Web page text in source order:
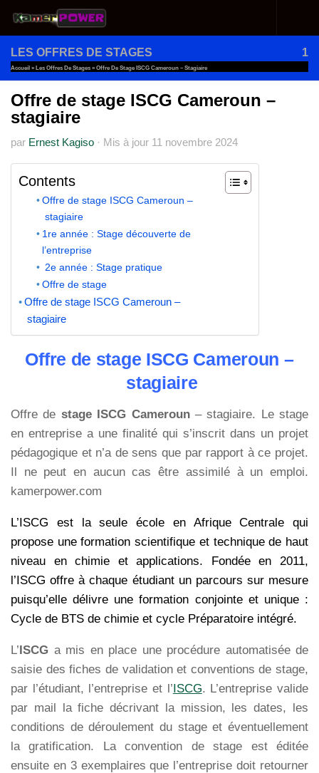
Au dessous du contenu
LES OFFRES DE STAGES 1
Accueil » Les Offres De Stages » Offre De Stage ISCG Cameroun – Stagiaire
Offre de stage ISCG Cameroun –
stagiaire
par Ernest Kagiso · Mis à jour 11 novembre 2024
Contents
Offre de stage ISCG Cameroun –
stagiaire
1re année : Stage découverte de
l’entreprise
2e année : Stage pratique
Offre de stage
Offre de stage ISCG Cameroun –
stagiaire
Offre de stage ISCG Cameroun –
stagiaire
Offre de stage ISCG Cameroun– stagiaire. Le stage
en entreprise a une finalité qui s’inscrit dans un projet
pédagogique et n’a de sens que par rapport à ce projet.
Il ne peut en aucun cas être assimilé à un emploi.
kamerpower.com
L’ISCG est la seule école en Afrique Centrale qui
propose une formation scientifique et technique de haut
niveau en chimie et applications. Fondée en 2011,
l’ISCG offre à chaque étudiant un parcours sur mesure
puisqu’elle délivre une formation conjointe et unique :
Cycle de BTS de chimie et cycle Préparatoire intégré.
L’ISCG a mis en place une procédure automatisée de
saisie des fiches de validation et conventions de stage,
par l’étudiant, l’entreprise et l’ISCG. L’entreprise valide
par mail la fiche décrivant la mission, les dates, les
conditions de déroulement du stage et éventuellement
la gratification. La convention de stage est éditée
ensuite en 3 exemplaires que l’entreprise doit retourner